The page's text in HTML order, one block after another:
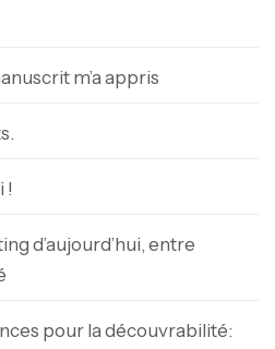
m’a appris
!
d’aujourd’hui, entre
pour la découvrabilité: